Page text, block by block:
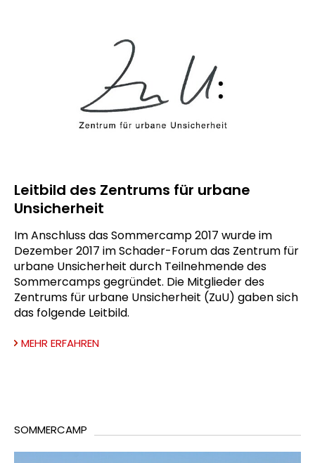
Leitbild des Zentrums für urbane
Unsicherheit
Im Anschluss das Sommercamp 2017 wurde im
Dezember 2017 im Schader-Forum das Zentrum für
urbane Unsicherheit durch Teilnehmende des
Sommercamps gegründet. Die Mitglieder des
Zentrums für urbane Unsicherheit (ZuU) gaben sich
das folgende Leitbild.
MEHR ERFAHREN
SOMMERCAMP